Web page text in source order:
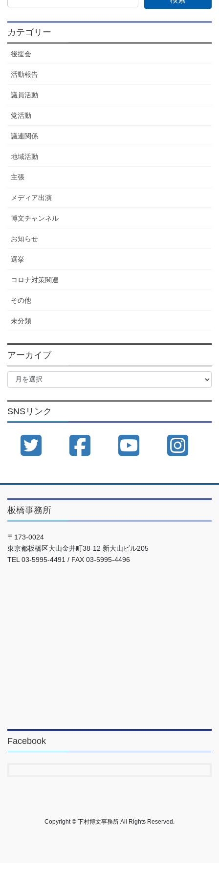
カテゴリー
後援会
活動報告
議員活動
党活動
議連関係
地域活動
主張
メディア出演
博文チャンネル
お知らせ
選挙
コロナ対策関連
その他
未分類
アーカイブ
ア
イ
ブ
SNSリンク
板橋事務所
〒173-0024
東京都板橋区大山金井町38-12 新大山ビル205
TEL 03-5995-4491 / FAX 03-5995-4496
Facebook
Copyright © 下村博文事務所 All Rights Reserved.